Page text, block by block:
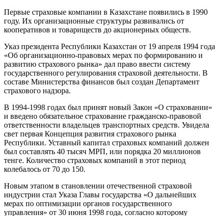
Первые страховые компании в Казахстане появились в 1990
году. Их организационные структуры развивались от
кооперативов и товариществ до акционерных обществ.
Указ президента Республики Казахстан от 19 апреля 1994 года
«Об организационно-правовых мерах по формированию и
развитию страхового рынка» дал право ввести систему
государственного регулирования страховой деятельности. В
составе Министерства финансов был создан Департамент
страхового надзора.
В 1994-1998 годах был принят новый Закон «О страховании»
и введено обязательное страхование гражданско-правовой
ответственности владельцев транспортных средств. Увидела
свет первая Концепция развития страхового рынка
Республики. Уставный капитал страховых компаний должен
был составлять 40 тысяч МРП, или порядка 20 миллионов
тенге. Количество страховых компаний в этот период
колебалось от 70 до 150.
Новым этапом в становлении отечественной страховой
индустрии стал Указа Главы государства «О дальнейших
мерах по оптимизации органов государственного
управления» от 30 июня 1998 года, согласно которому